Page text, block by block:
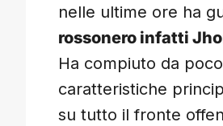
nelle ultime ore ha
rossonero infatti
Ha compiuto da
caratteristiche
su tutto il fronte